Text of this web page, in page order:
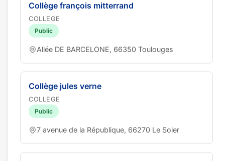
Collège françois mitterrand
COLLEGE
Public
Allée DE BARCELONE, 66350 Toulouges
Collège jules verne
COLLEGE
Public
7 avenue de la République, 66270 Le Soler